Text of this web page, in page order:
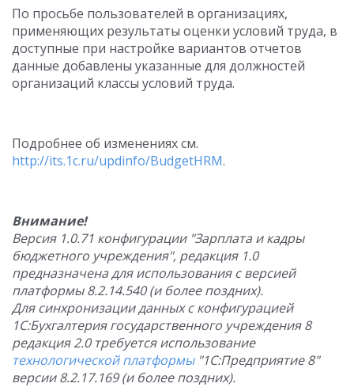
По просьбе пользователей в организациях,
применяющих результаты оценки условий труда, в
доступные при настройке вариантов отчетов
данные добавлены указанные для должностей
организаций классы условий труда.
Подробнее об изменениях см.
http://its.1c.ru/updinfo/BudgetHRM.
Внимание!
Версия 1.0.71 конфигурации "Зарплата и кадры
бюджетного учреждения", редакция 1.0
предназначена для использования с версией
платформы 8.2.14.540 (и более поздних).
Для синхронизации данных с конфигурацией
1С:Бухгалтерия государственного учреждения 8
редакция 2.0 требуется использование
технологической платформы"1С:Предприятие 8"
версии 8.2.17.169 (и более поздних).